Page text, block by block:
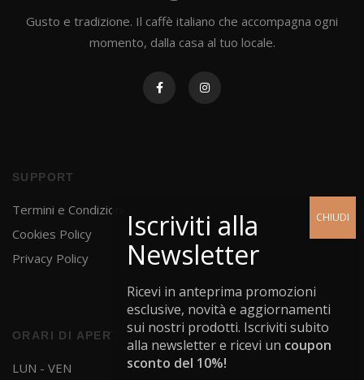
Gusto e tradizione. Il caffè italiano che accompagna ogni
momento, dalla casa al tuo locale.
SUPPORT
Termini e Condizioni
Cookies Policy
Privacy Policy
ORARI DI APERTURA
LUN - VEN
Ricevi in anteprima promozioni
esclusive, novità e aggiornamenti
sui nostri prodotti. Iscriviti subito
alla newsletter e ricevi un coupon
sconto del 10%!